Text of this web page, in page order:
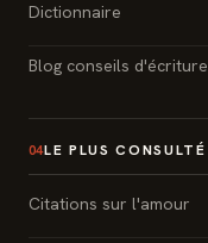
Dictionnaire
Blog conseils d'écriture
04LE PLUS CONSULTÉ
Citations sur l'amour